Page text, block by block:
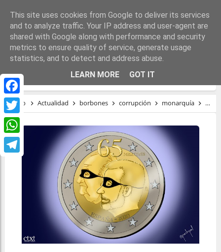
Facebook
Twitter
WhatsApp
CRISIS DE SISTEMA Y REY CANALLA
Inicio Actualidad borbones corrupción monarquía
This site uses cookies from Google to deliver its services
and to analyze traffic. Your IP address and user-agent are
shared with Google along with performance and security
metrics to ensure quality of service, generate usage
statistics, and to detect and address abuse.
LEARN MORE
GOT IT